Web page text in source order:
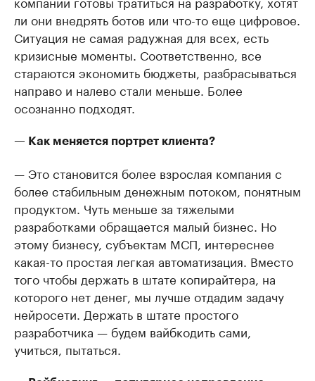
ли они внедрять ботов или что-то еще цифровое.
Ситуация не самая радужная для всех, есть
кризисные моменты. Соответственно, все
стараются экономить бюджеты, разбрасываться
направо и налево стали меньше. Более
осознанно подходят.
— Как меняется портрет клиента?
— Это становится более взрослая компания с
более стабильным денежным потоком, понятным
продуктом. Чуть меньше за тяжелыми
разработками обращается малый бизнес. Но
этому бизнесу, субъектам МСП, интереснее
какая-то простая легкая автоматизация. Вместо
того чтобы держать в штате копирайтера, на
которого нет денег, мы лучше отдадим задачу
нейросети. Держать в штате простого
разработчика — будем вайбкодить сами,
учиться, пытаться.